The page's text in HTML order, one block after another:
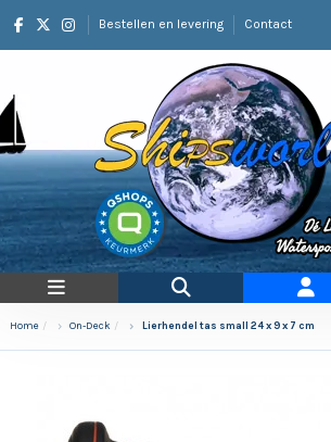
Bestellen en levering Contact
Home On-Deck Lierhendel tas small 24 x 9 x 7 cm